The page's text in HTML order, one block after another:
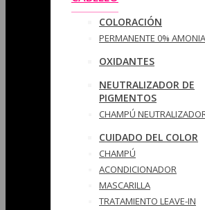
COLORACIÓN
PERMANENTE 0%
OXIDANTES
NEUTRALIZADOR DE
PIGMENTOS
CHAMPÚ
CUIDADO DEL COLOR
CHAMPÚ
ACONDICIONADOR
MASCARILLA
TRATAMIENTO LEAVE-IN